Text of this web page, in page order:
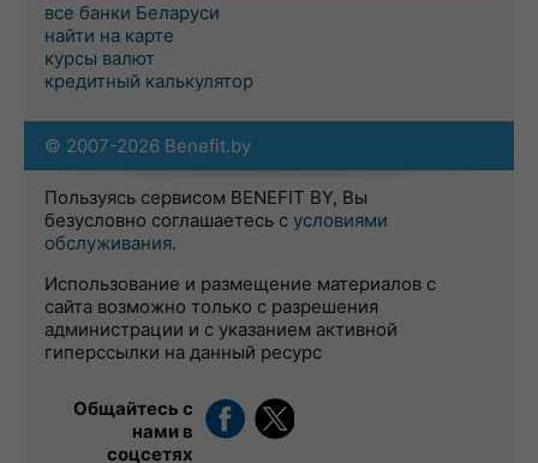
все банки Беларуси
найти на карте
курсы валют
кредитный калькулятор
© 2007-2026 Benefit.by
Пользуясь сервисом BENEFIT BY, Вы
безусловно соглашаетесь с условиями
обслуживания.
Использование и размещение материалов с
сайта возможно только с разрешения
администрации и с указанием активной
гиперссылки на данный ресурс
Общайтесь с
нами в
соцсетях